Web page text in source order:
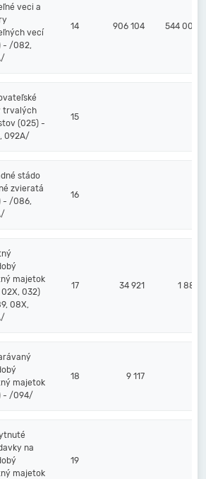
veci a
vecí
- /082,
14 906 104 544 002
trvalých
(025) -
092A/
15
stádo
zvieratá
- /086,
16
majetok
02X, 032)
08X,
17 34 921 1 881
majetok
- /094/
18 9 117
na
majetok
19